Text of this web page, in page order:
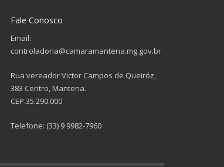
Fale Conosco
Email:
controladoria@camaramantena.mg.gov.br
Rua vereador Victor Campos de Queiróz,
383 Centro, Mantena.
CEP.35.290.000
Telefone: (33) 9 9982-7960